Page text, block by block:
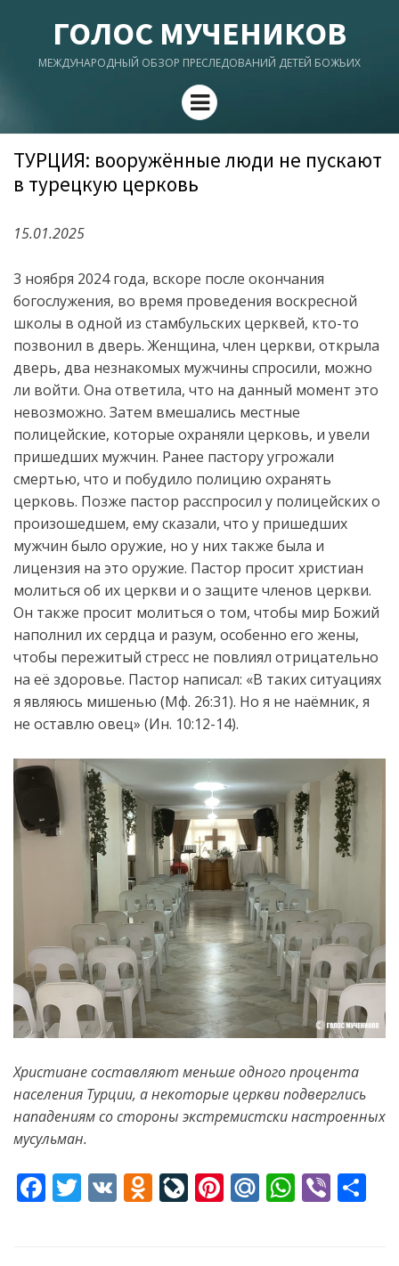
ГОЛОС МУЧЕНИКОВ
МЕЖДУНАРОДНЫЙ ОБЗОР ПРЕСЛЕДОВАНИЙ ДЕТЕЙ БОЖЬИХ
Menu
ТУРЦИЯ: вооружённые люди не пускают
в турецкую церковь
15.01.2025
3 ноября 2024 года, вскоре после окончания
богослужения, во время проведения воскресной
школы в одной из стамбульских церквей, кто-то
позвонил в дверь. Женщина, член церкви, открыла
дверь, два незнакомых мужчины спросили, можно
ли войти. Она ответила, что на данный момент это
невозможно. Затем вмешались местные
полицейские, которые охраняли церковь, и увели
пришедших мужчин. Ранее пастору угрожали
смертью, что и побудило полицию охранять
церковь. Позже пастор расспросил у полицейских о
произошедшем, ему сказали, что у пришедших
мужчин было оружие, но у них также была и
лицензия на это оружие. Пастор просит христиан
молиться об их церкви и о защите членов церкви.
Он также просит молиться о том, чтобы мир Божий
наполнил их сердца и разум, особенно его жены,
чтобы пережитый стресс не повлиял отрицательно
на её здоровье. Пастор написал: «В таких ситуациях
я являюсь мишенью (Мф. 26:31). Но я не наёмник, я
не оставлю овец» (Ин. 10:12-14).
Христиане составляют меньше одного процента
населения Турции, а некоторые церкви подверглись
нападениям со стороны экстремистски настроенных
мусульман.
F
ac
T
w
V
K
O
d
Li
v
Pi
nt
M
ai
W
h
Vi
b